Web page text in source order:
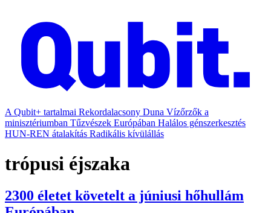
A Qubit+ tartalmai Rekordalacsony Duna Vízőrzők a
minisztériumban Tűzvészek Európában Halálos génszerkesztés
HUN-REN átalakítás Radikális kívülállás
trópusi éjszaka
2300 életet követelt a júniusi hőhullám